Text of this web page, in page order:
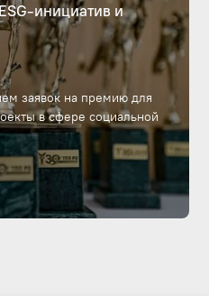
инициатив и
заявок на премию для
в сфере социальной